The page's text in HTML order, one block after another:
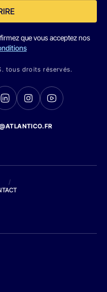
que vous acceptez nos
tous droits réservés.
/